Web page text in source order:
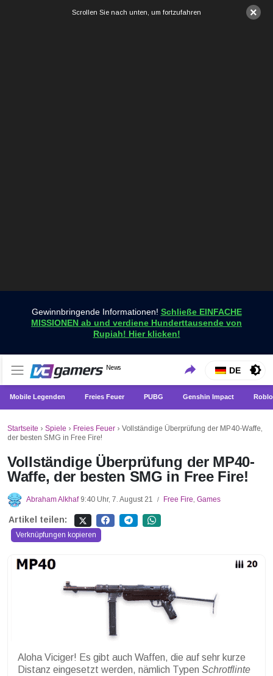
×
Scrollen Sie nach unten, um fortzufahren
Gewinnbringende Informationen! Schließe EINFACHE
MISSIONEN ab und verdiene Hunderttausende von
Rupiah! Hier klicken!
VCGamers-Neuigkeiten
News
Holen Sie sich die neuesten Spielnachrichten nur bei
VCGamers
DE
Mobile Legenden Freies Feuer PUBG Genshin Impact
Startseite › Spiele › Freies Feuer › Vollständige Überprüfung der MP40-Waffe,
der besten SMG in Free Fire!
Vollständige Überprüfung der MP40-
Waffe, der besten SMG in Free Fire!
Abraham Alkhaf 9:40 Uhr, 7. August 21 / Free Fire, Games
Artikel teilen:
Verknüpfungen kopieren
Aloha Viciger! Es gibt auch Waffen, die auf sehr kurze
Distanz eingesetzt werden, nämlich Typen Schrotflinte